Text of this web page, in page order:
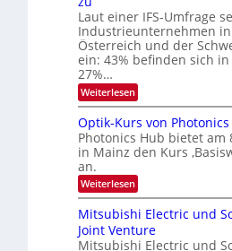
r
a
r
b
e
i
t
u
n
s
T
r
t
a
r
k
s
W
a
c
h
s
t
u
m
i
m
e
r
s
W
E
-
H
e
a
e
u
s
-
S
m
i
a
r
Laut einer IFS-Umfrage
Industrieunternehmen
Österreich und der
ein: 43% befinden sich
27%…
Weiterlesen:
K
-
E
i
s
a
z
n
i
Optik-Kurs von
Photonics Hub bietet am
in Mainz den Kurs
an.
Weiterlesen:
O
p
t
i
k
Mitsubishi Electric und
Joint Venture
Mitsubishi Electric und